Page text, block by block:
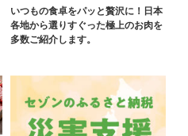
いつもの食卓をパッと贅沢に！日本
各地から選りすぐった極上のお肉を
多数ご紹介します。